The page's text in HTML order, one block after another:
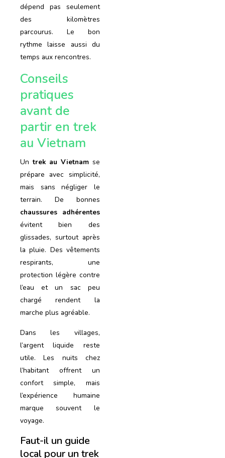
dépend pas seulement
des kilomètres
parcourus. Le bon
rythme laisse aussi du
temps aux rencontres.
Conseils
pratiques
avant de
partir en trek
au Vietnam
Untrek au Vietnamse
prépare avec simplicité,
mais sans négliger le
terrain. De bonnes
chaussures adhérentes
évitent bien des
glissades, surtout après
la pluie. Des vêtements
respirants, une
protection légère contre
l’eau et un sac peu
chargé rendent la
marche plus agréable.
Dans les villages,
l’argent liquide reste
utile. Les nuits chez
l’habitant offrent un
confort simple, mais
l’expérience humaine
marque souvent le
voyage.
Faut-il un guide
local pour un trek